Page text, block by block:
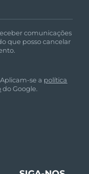
comunicações
que posso cancelar
se a política
do Google.